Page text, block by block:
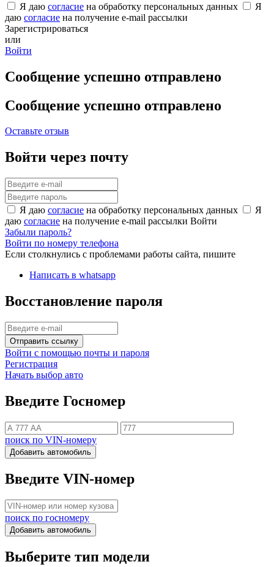
Я даю согласие на обработку персональных данных
Я
даю согласие на получение e-mail рассылки
Зарегистрироваться
или
Войти
Сообщение успешно отправлено
Сообщение успешно отправлено
Оставьте отзыв
Войти через почту
Я даю согласие на обработку персональных данных
Я
даю согласие на получение e-mail рассылки Войти
Забыли пароль?
Войти по номеру телефона
Если столкнулись с проблемами работы сайта, пишите
Написать в whatsapp
Восстановление пароля
Отправить ссылку
Войти с помощью почты и пароля
Регистрация
Начать выбор авто
Введите Госномер
поиск по VIN-номеру
Добавить автомобиль
Введите VIN-номер
поиск по госномеру
Добавить автомобиль
Выберите тип модели